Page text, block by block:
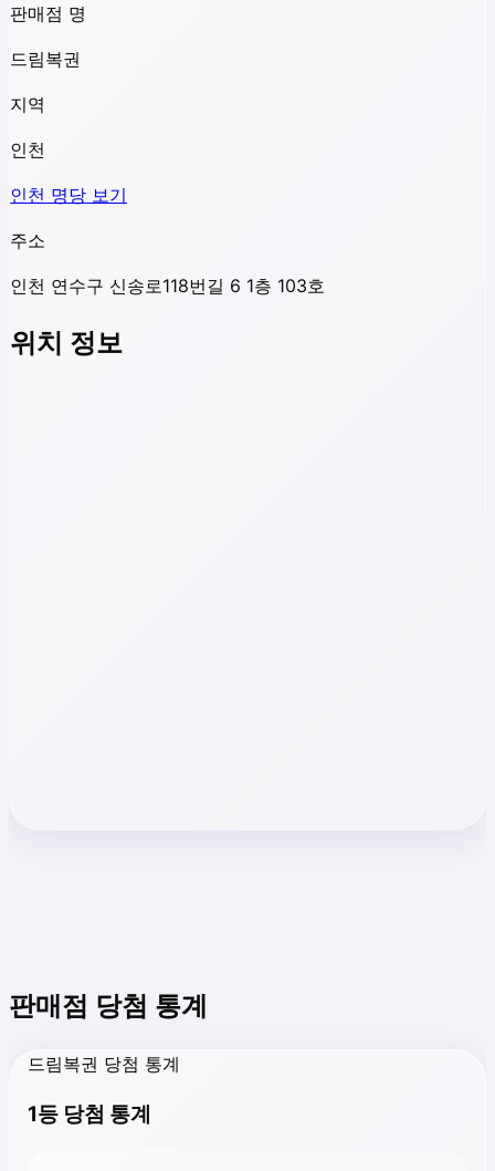
판매점 명
드림복권
지역
인천
인천 명당 보기
주소
인천 연수구 신송로118번길 6 1층 103호
위치 정보
판매점 당첨 통계
드림복권 당첨 통계
1등 당첨 통계